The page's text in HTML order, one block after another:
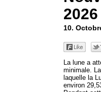
2026
10.
La lune a
minimale.
laquelle la
environ